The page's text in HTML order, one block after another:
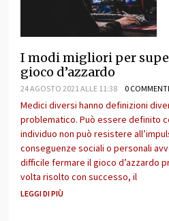
I modi migliori per
gioco d’azzardo
24 AGOSTO 2021 ALLE 11:38 0 COMMENTI
Medici diversi hanno definizioni
problematico. Può essere definito
individuo non può resistere
conseguenze sociali o personali
difficile fermare il gioco d’azzardo
volta risolto con successo, il
LEGGI DI PIÙ